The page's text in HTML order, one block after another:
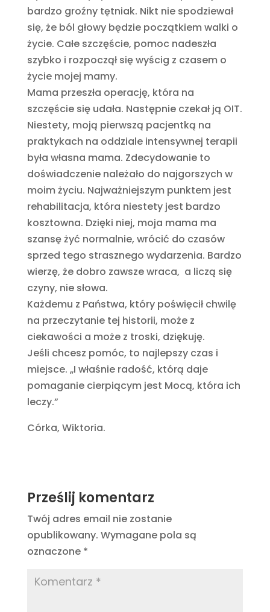
bardzo groźny tętniak. Nikt nie spodziewał
się, że ból głowy będzie początkiem walki o
życie. Całe szczęście, pomoc nadeszła
szybko i rozpoczął się wyścig z czasem o
życie mojej mamy.
Mama przeszła operację, która na
szczęście się udała. Następnie czekał ją OIT.
Niestety, moją pierwszą pacjentką na
praktykach na oddziale intensywnej terapii
była własna mama. Zdecydowanie to
doświadczenie należało do najgorszych w
moim życiu. Najważniejszym punktem jest
rehabilitacja, która niestety jest bardzo
kosztowna. Dzięki niej, moja mama ma
szansę żyć normalnie, wrócić do czasów
sprzed tego strasznego wydarzenia. Bardzo
wierzę, że dobro zawsze wraca, a liczą się
czyny, nie słowa.
Każdemu z Państwa, który poświęcił chwilę
na przeczytanie tej historii, może z
ciekawości a może z troski, dziękuję.
Jeśli chcesz pomóc, to najlepszy czas i
miejsce. „I właśnie radość, którą daje
pomaganie cierpiącym jest Mocą, która ich
leczy.”
Córka, Wiktoria.
Prześlij komentarz
Twój adres email nie zostanie
opublikowany. Wymagane pola są
oznaczone *